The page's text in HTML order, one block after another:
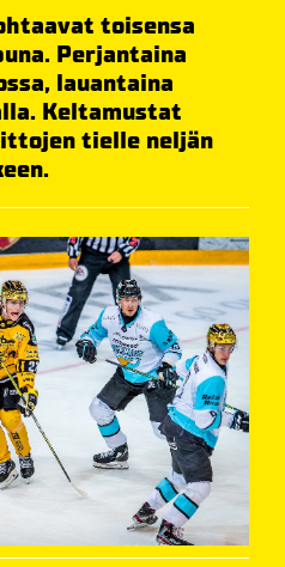
toisensa
Perjantaina
lauantaina
Keltamustat
tielle neljän